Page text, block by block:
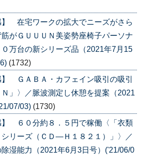
】 在宅ワークの拡大でニーズがさら
がＧＵＵＵＮ美姿勢座椅子パーソナ
万台の新シリーズ品（2021年7月15
(1732)
】 ＧＡＢＡ・カフェイン吸引の吸引
」〉／脈波測定し休憩を提案（2021
07/03) (1730)
】 ６０分約８．５円で稼働〈「衣類
リーズ（ＣＤ―Ｈ１８２１）」〉／
除湿能力（2021年6月3日号）('21/06/0